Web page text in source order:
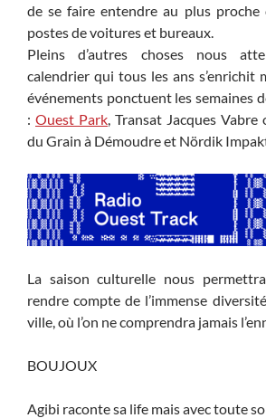
de se faire entendre au plus proche
postes de voitures et bureaux.
Pleins d’autres choses nous
calendrier qui tous les ans s’enrichit
événements ponctuent les semaines
: Ouest Park, Transat Jacques Vabre
du Grain à Démoudre et Nördik
La saison culturelle nous
rendre compte de l’immense
ville, où l’on ne comprendra jamais
BOUJOUX
Agibi raconte sa life mais avec toute